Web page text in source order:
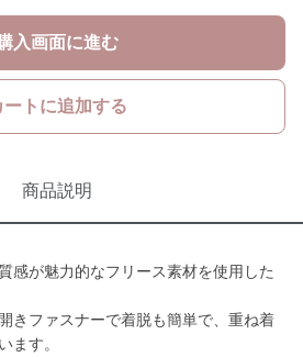
入画面に進む
ートに追加する
商品説明
感が魅力的なフリース素材を使用した
きファスナーで着脱も簡単で、重ね着
ます。